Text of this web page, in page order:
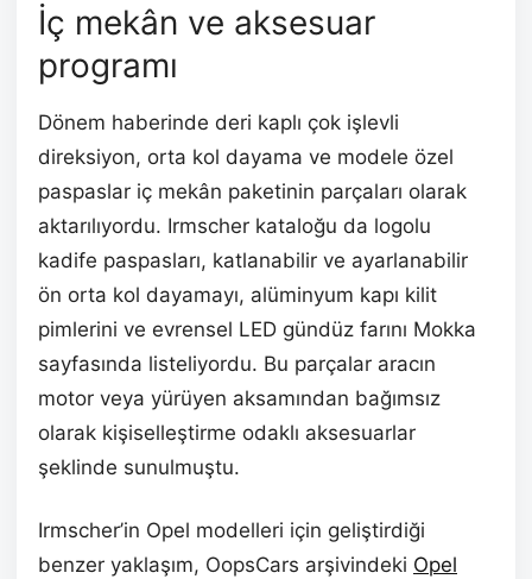
İç mekân ve aksesuar
programı
Dönem haberinde deri kaplı çok işlevli
direksiyon, orta kol dayama ve modele özel
paspaslar iç mekân paketinin parçaları olarak
aktarılıyordu. Irmscher kataloğu da logolu
kadife paspasları, katlanabilir ve ayarlanabilir
ön orta kol dayamayı, alüminyum kapı kilit
pimlerini ve evrensel LED gündüz farını Mokka
sayfasında listeliyordu. Bu parçalar aracın
motor veya yürüyen aksamından bağımsız
olarak kişiselleştirme odaklı aksesuarlar
şeklinde sunulmuştu.
Irmscher’in Opel modelleri için geliştirdiği
benzer yaklaşım, OopsCars arşivindeki Opel